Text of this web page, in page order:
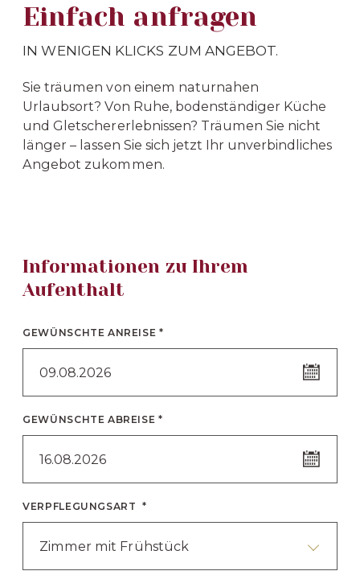
Einfach anfragen
IN WENIGEN KLICKS ZUM ANGEBOT.
Sie träumen von einem naturnahen
Urlaubsort? Von Ruhe, bodenständiger Küche
und Gletschererlebnissen? Träumen Sie nicht
länger – lassen Sie sich jetzt Ihr unverbindliches
Angebot zukommen.
Informationen zu Ihrem
Aufenthalt
GEWÜNSCHTE ANREISE *
09.08.2026
GEWÜNSCHTE ABREISE *
16.08.2026
VERPFLEGUNGSART *
Zimmer mit Frühstück